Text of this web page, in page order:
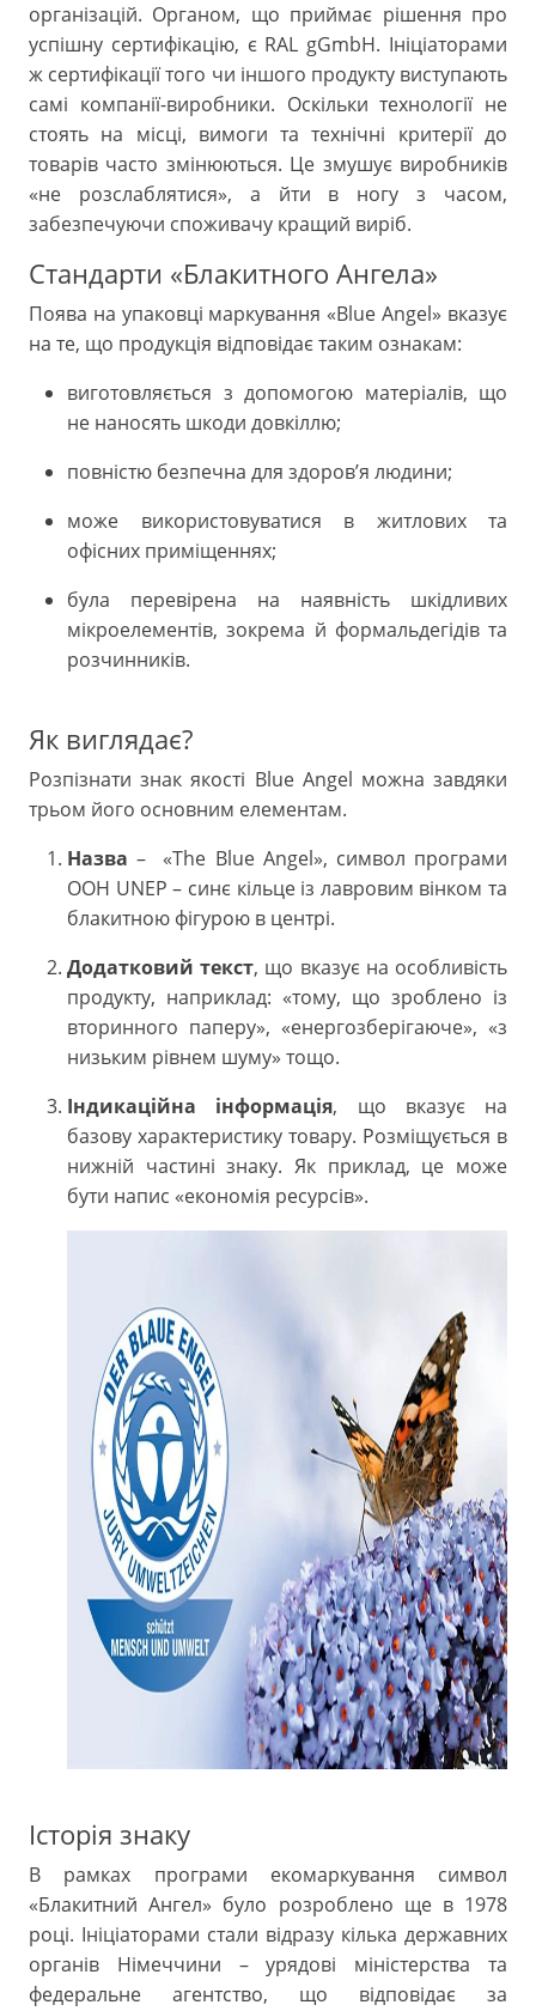
організацій. Органом, що приймає рішення про
успішну сертифікацію, є RAL gGmbH. Ініціаторами
ж сертифікації того чи іншого продукту виступають
самі компанії-виробники. Оскільки технології не
стоять на місці, вимоги та технічні критерії до
товарів часто змінюються. Це змушує виробників
«не розслаблятися», а йти в ногу з часом,
забезпечуючи споживачу кращий виріб.
Стандарти «Блакитного Ангела»
Поява на упаковці маркування «Blue Angel» вказує
на те, що продукція відповідає таким ознакам:
виготовляється з допомогою матеріалів, що
не наносять шкоди довкіллю;
повністю безпечна для здоров’я людини;
може використовуватися в житлових та
офісних приміщеннях;
була перевірена на наявність шкідливих
мікроелементів, зокрема й формальдегідів та
розчинників.
Як виглядає?
Розпізнати знак якості Blue Angel можна завдяки
трьом його основним елементам.
Назва– «The Blue Angel», символ програми
ООН UNEP – синє кільце із лавровим вінком та
блакитною фігурою в центрі.
Додатковий текст, що вказує на особливість
продукту, наприклад: «тому, що зроблено із
вторинного паперу», «енергозберігаюче», «з
низьким рівнем шуму» тощо.
Індикаційна інформація, що вказує на
базову характеристику товару. Розміщується в
нижній частині знаку. Як приклад, це може
бути напис «економія ресурсів».
Історія знаку
В рамках програми екомаркування символ
«Блакитний Ангел» було розроблено ще в 1978
році. Ініціаторами стали відразу кілька державних
органів Німеччини – урядові міністерства та
федеральне агентство, що відповідає за